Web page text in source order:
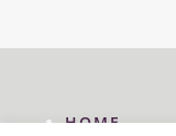
HOME